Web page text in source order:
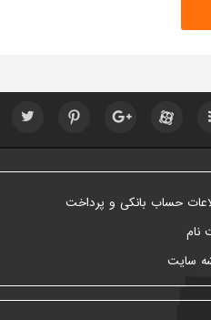
حساب بانکی و پرداخت
نام
سایت